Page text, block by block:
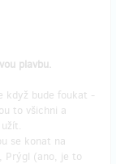
plavbu.
když bude foukat -
to všichni a
se konat na
Prýgl (ano, je to